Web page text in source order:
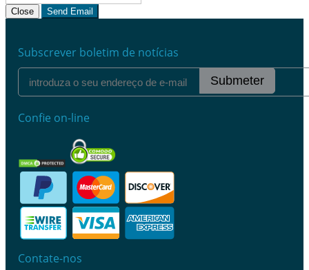
Close Send Email
Subscrever boletim de notícias
Submeter
Confie on-line
Contate-nos